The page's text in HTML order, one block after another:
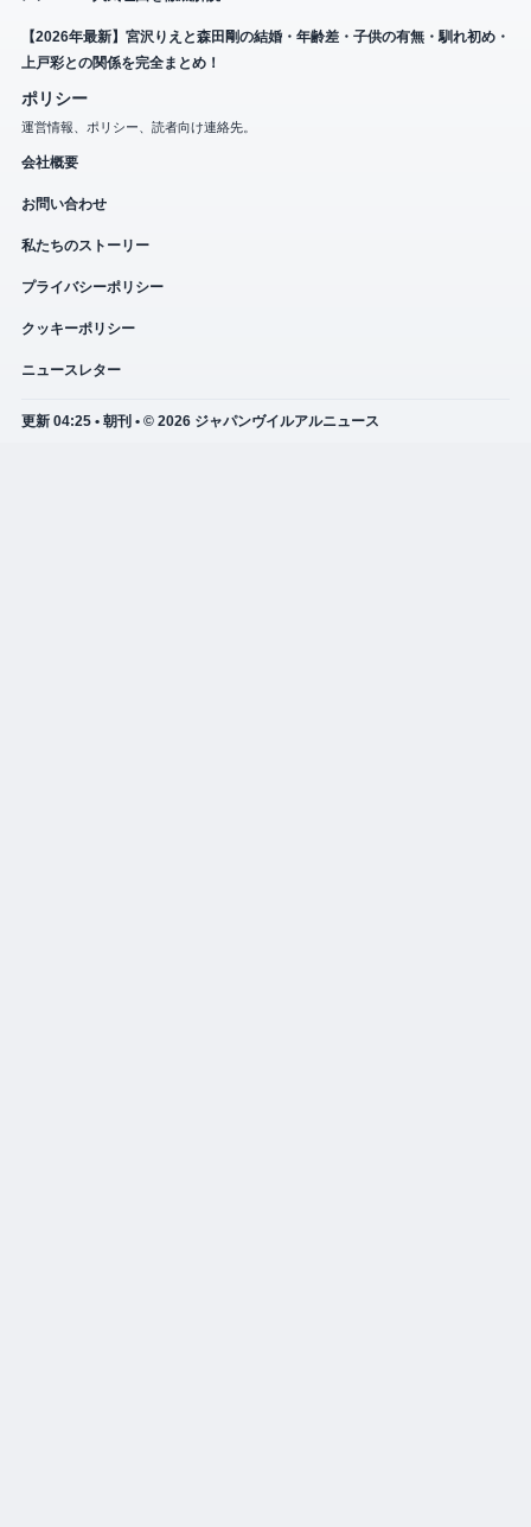
【2026年最新】宮沢りえと森田剛の結婚・年齢差・子供の有無・馴れ初め・
上戸彩との関係を完全まとめ！
ポリシー
運営情報、ポリシー、読者向け連絡先。
会社概要
お問い合わせ
私たちのストーリー
プライバシーポリシー
クッキーポリシー
ニュースレター
更新 04:25 • 朝刊 • © 2026 ジャパンヴイルアルニュース